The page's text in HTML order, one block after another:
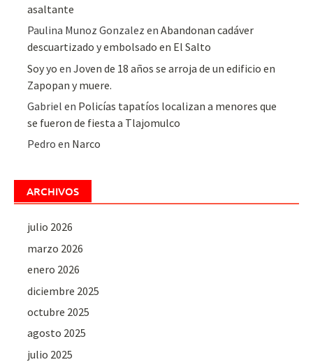
asaltante
Paulina Munoz Gonzalez enAbandonan cadáver
descuartizado y embolsado en El Salto
Soy yo enJoven de 18 años se arroja de un edificio en
Zapopan y muere.
Gabriel en Policías tapatíos localizan a menores que
se fueron de fiesta a Tlajomulco
Pedro en Narco
ARCHIVOS
julio 2026
marzo 2026
enero 2026
diciembre 2025
octubre 2025
agosto 2025
julio 2025